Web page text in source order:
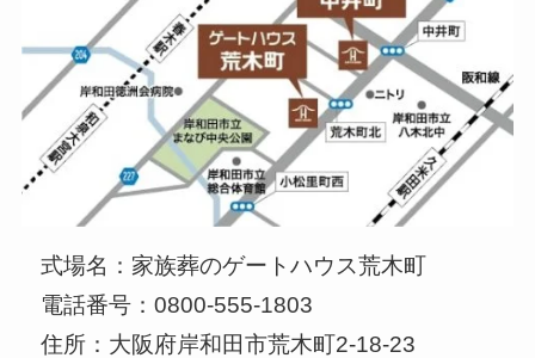
式場名：家族葬のゲートハウス荒木町
電話番号：0800-555-1803
住所：大阪府岸和田市荒木町2-18-23